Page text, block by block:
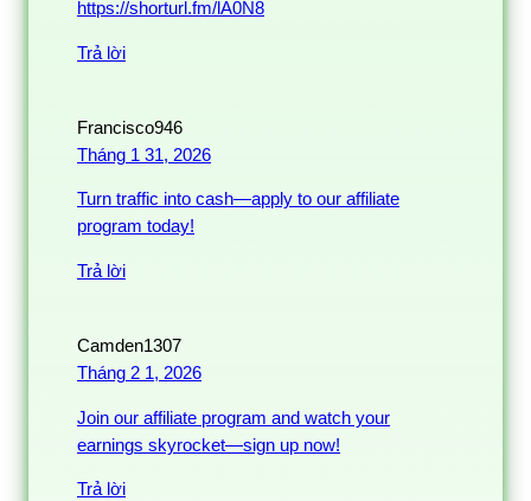
https://shorturl.fm/lA0N8
Trả lời
Francisco946
Tháng 1 31, 2026
Turn traffic into cash—apply to our affiliate
program today!
Trả lời
Camden1307
Tháng 2 1, 2026
Join our affiliate program and watch your
earnings skyrocket—sign up now!
Trả lời